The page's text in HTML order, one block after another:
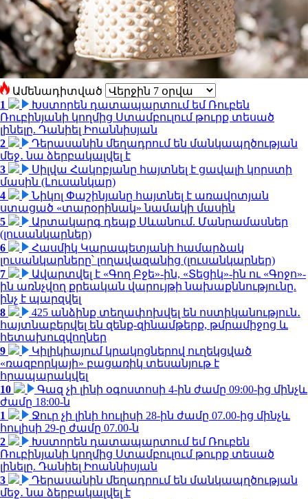
Ամենադիտված
1
Խստորեն դատապարտում եմ Ռուբեն
Ռուբինյանի կողմից Ստամբուլում թուրք տեսած
լինելը. Դանիել Իոաննիսյան
2
Դերասանին մեղադրում են մանկապղծության
մեջ․ նա ձերբակալվել է
3
Սիլվա Հակոբյանը հայտնել է ցավալի կորստի
մասին (Լուսանկար)
4
Նիկոլ Փաշինյանը հայտնել է առավոտյան
ստացած «տարօրինակ» նամակի մասին
5
Արտակարգ դեպք Սևանում. Մանրամասներ
(լուսանկարներ)
6
Հասմիկ Կարապետյանի համարձակ
լուսանկարները՝ լողավազանից (լուսանկարներ)
7
Ավարտվել է «Գող Բջե»-ին, «Տեցիկ»-ին ու «Գոջո»-
ին առնչվող քրեական վարույթի նախաքննությունը.
ինչ է պարզվել
8
425 անձինք տեղափոխվել են ոստիկանություն․
հայտնաբերվել են զենք-զինամթերք, թմրամիջոց և
հետախուզվողներ
9
Կիլիկիայում կրակոցներով ուղեկցված
«ռազբորկայի» բացառիկ տեսանյութ է
հրապարակվել
10
Գազ չի լինի օգոստոսի 4-ին ժամը 09:00-ից մինչև
ժամը 18:00-ն
1
Ջուր չի լինի հուլիսի 28-ին ժամը 07.00-ից մինչև
հուլիսի 29-ը ժամը 07.00-ն
2
Խստորեն դատապարտում եմ Ռուբեն
Ռուբինյանի կողմից Ստամբուլում թուրք տեսած
լինելը. Դանիել Իոաննիսյան
3
Դերասանին մեղադրում են մանկապղծության
մեջ․ նա ձերբակալվել է